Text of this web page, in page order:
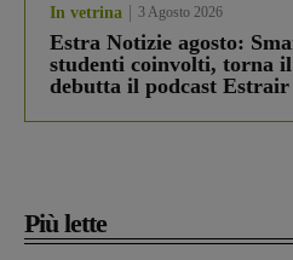
In vetrina 3 Agosto 2026
Estra Notizie agosto:
studenti coinvolti, torna
debutta il podcast Estrair
Più lette